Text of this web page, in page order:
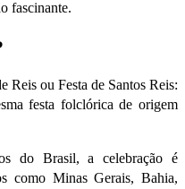
fascinante.
Reis ou Festa de Santos Reis:
festa folclórica de origem
do Brasil, a celebração é
como Minas Gerais, Bahia,